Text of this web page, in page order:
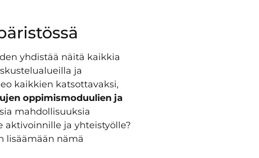
yhdistää näitä kaikkia
ja
kaikkien katsottavaksi,
oppimismoduulien ja
mahdollisuuksia
ja yhteistyölle?
lisäämään nämä